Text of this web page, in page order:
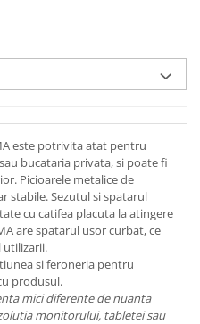
este potrivita atat pentru
bucataria privata, si poate fi
Picioarele metalice de
stabile. Sezutul si spatarul
cu catifea placuta la atingere
are spatarul usor curbat, ce
si feroneria pentru
produsul.
mici diferente de nuanta
monitorului, tabletei sau